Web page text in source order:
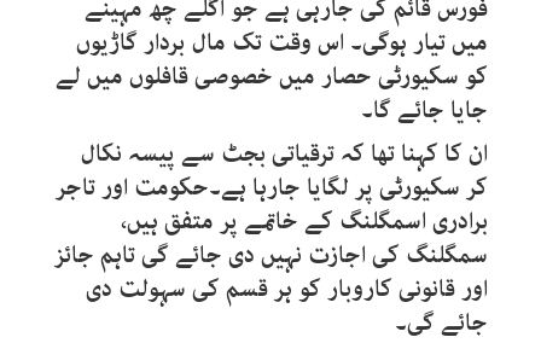
فورس قائم کی جارہی ہے جو اگلے چھ مہینے
میں تیار ہوگی۔ اس وقت تک مال بردار گاڑیوں
کو سکیورٹی حصار میں خصوصی قافلوں میں لے
جایا جائے گا۔
ان کا کہنا تھا کہ ترقیاتی بجٹ سے پیسہ نکال
کر سکیورٹی پر لگایا جارہا ہے۔حکومت اور تاجر
برادری اسمگلنگ کے خاتمے پر متفق ہیں،
سمگلنگ کی اجازت نہیں دی جائے گی تاہم جائز
اور قانونی کاروبار کو ہر قسم کی سہولت دی
جائے گی۔